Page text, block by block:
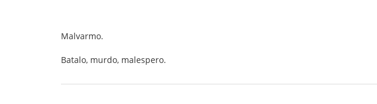
Malvarmo.
Batalo, murdo, malespero.